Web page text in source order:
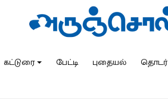
கட்டுரை பேட்டி புதையல் தொடர்